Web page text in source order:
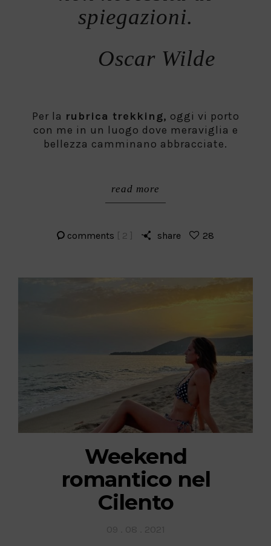
spiegazioni.
Oscar Wilde
Per la rubrica trekking, oggi vi porto
con me in un luogo dove meraviglia e
bellezza camminano abbracciate.
read more
comments [ 2 ] share 28
Weekend
romantico nel
Cilento